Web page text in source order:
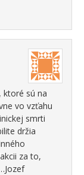
ktoré sú na
vo vzťahu
smrti
držia
za to,